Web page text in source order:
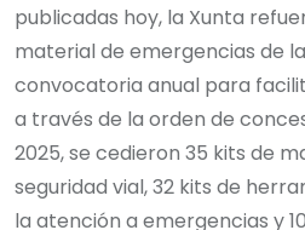
publicadas hoy, la Xunta
material de emergencias de
convocatoria anual para
a través de la orden de
2025, se cedieron 35 kits de
seguridad vial, 32 kits de
la atención a emergencias y